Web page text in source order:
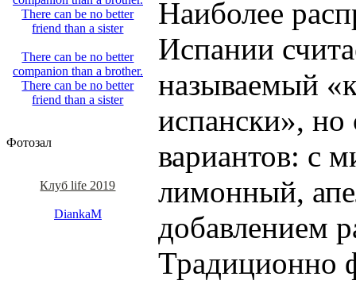
There can be no better
companion than a brother.
There can be no better
friend than a sister
Фотозал
Клуб life 2019
DiankaM
Наиболее
Испании
называемый
испански», но
вариантов: с
лимонный,
добавлением
Традиционно